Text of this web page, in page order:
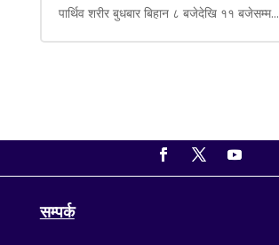
पार्थिव शरीर बुधबार बिहान ८ बजेदेखि ११ बजेसम्म...
सम्पर्क